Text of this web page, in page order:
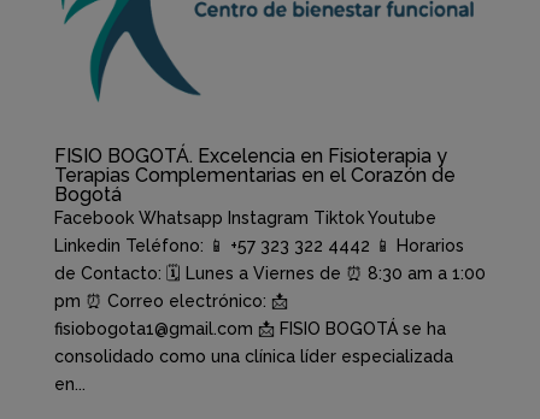
FISIO BOGOTÁ. Excelencia en Fisioterapia y
Terapias Complementarias en el Corazón de
Bogotá
Facebook Whatsapp Instagram Tiktok Youtube
Linkedin Teléfono: 📱 +57 323 322 4442 📱 Horarios
de Contacto: 🗓️ Lunes a Viernes de ⏰ 8:30 am a 1:00
pm ⏰ Correo electrónico: 📩
fisiobogota1@gmail.com 📩 FISIO BOGOTÁ se ha
consolidado como una clínica líder especializada
en...